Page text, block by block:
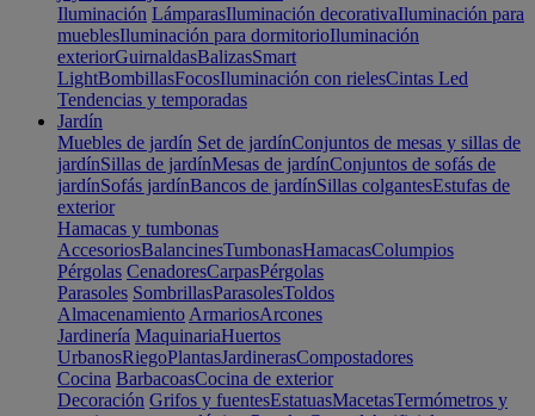
Iluminación LámparasIluminación decorativaIluminación para
mueblesIluminación para dormitorioIluminación
exteriorGuirnaldasBalizasSmart
LightBombillasFocosIluminación con rielesCintas Led
Tendencias y temporadas
Jardín
Muebles de jardín Set de jardínConjuntos de mesas y sillas de
jardínSillas de jardínMesas de jardínConjuntos de sofás de
jardínSofás jardínBancos de jardínSillas colgantesEstufas de
exterior
Hamacas y tumbonas
AccesoriosBalancinesTumbonasHamacasColumpios
Pérgolas CenadoresCarpasPérgolas
Parasoles SombrillasParasolesToldos
Almacenamiento ArmariosArcones
Jardinería MaquinariaHuertos
UrbanosRiegoPlantasJardinerasCompostadores
Cocina BarbacoasCocina de exterior
Decoración Grifos y fuentesEstatuasMacetasTermómetros y